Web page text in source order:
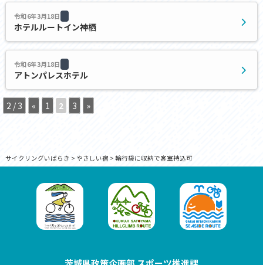
令和6年3月18日
ホテルルートイン神栖
令和6年3月18日
アトンパレスホテル
2 / 3 « 1 2 3 »
サイクリングいばらき > やさしい宿 > 輪行袋に収納で客室持込可